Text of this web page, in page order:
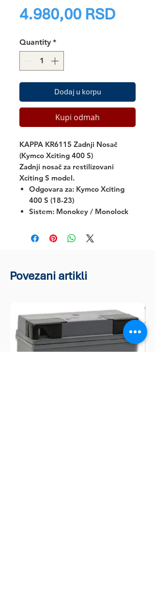
4.980,00 RSDPrice
Quantity *
Dodaj u korpu
Kupi odmah
KAPPA KR6115 Zadnji Nosač
(Kymco Xciting 400 S)
Zadnji nosač za restilizovani
Xciting S model.
Odgovara za: Kymco Xciting
400 S (18-23)
Sistem: Monokey / Monolock
Povezani artikli